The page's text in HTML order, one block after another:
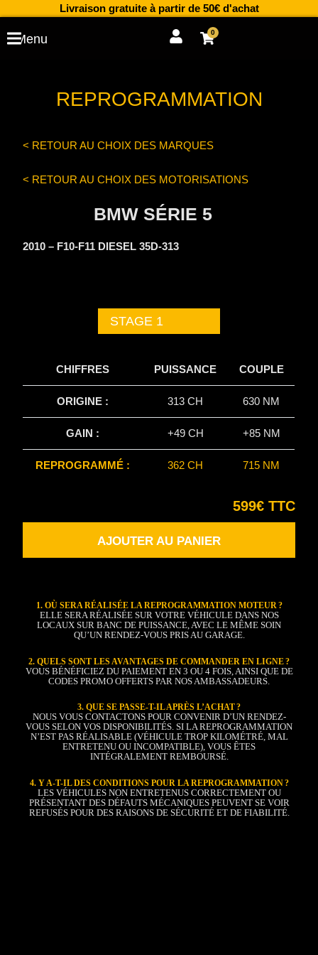
contenu
Livraison gratuite à partir de 50€ d'achat
0
Cart
Menu
REPROGRAMMATION
< RETOUR AU CHOIX DES MARQUES
< RETOUR AU CHOIX DES MOTORISATIONS
BMW SÉRIE 5
2010 – F10-F11 DIESEL 35D-313
STAGE 1
CHIFFRES PUISSANCE COUPLE
ORIGINE : 313 CH 630 NM
GAIN : +49 CH +85 NM
REPROGRAMMÉ : 362 CH 715 NM
599€ TTC
AJOUTER AU PANIER
1. OÙ SERA RÉALISÉE LA REPROGRAMMATION MOTEUR ?
ELLE SERA RÉALISÉE SUR VOTRE VÉHICULE DANS NOS
LOCAUX SUR BANC DE PUISSANCE, AVEC LE MÊME SOIN
QU’UN RENDEZ-VOUS PRIS AU GARAGE.
2. QUELS SONT LES AVANTAGES DE COMMANDER EN LIGNE ?
VOUS BÉNÉFICIEZ DU PAIEMENT EN 3 OU 4 FOIS, AINSI QUE DE
CODES PROMO OFFERTS PAR NOS AMBASSADEURS.
3. QUE SE PASSE-T-IL APRÈS L’ACHAT ?
NOUS VOUS CONTACTONS POUR CONVENIR D’UN RENDEZ-
VOUS SELON VOS DISPONIBILITÉS. SI LA REPROGRAMMATION
N’EST PAS RÉALISABLE (VÉHICULE TROP KILOMÉTRÉ, MAL
ENTRETENU OU INCOMPATIBLE), VOUS ÊTES
INTÉGRALEMENT REMBOURSÉ.
4. Y A-T-IL DES CONDITIONS POUR LA REPROGRAMMATION ?
LES VÉHICULES NON ENTRETENUS CORRECTEMENT OU
PRÉSENTANT DES DÉFAUTS MÉCANIQUES PEUVENT SE VOIR
REFUSÉS POUR DES RAISONS DE SÉCURITÉ ET DE FIABILITÉ.